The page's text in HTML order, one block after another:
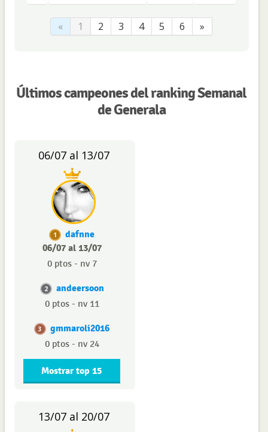
« 1 2 3 4 5 6 »
Últimos campeones del ranking Semanal
de Generala
06/07 al 13/07
1
dafnne
06/07 al 13/07
0 ptos - nv 7
2 andeersoon
0 ptos - nv 11
3 gmmaroli2016
0 ptos - nv 24
Mostrar top 15
13/07 al 20/07